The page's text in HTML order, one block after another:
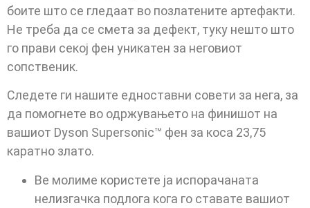
боите што се гледаат во позлатените артефакти.
Не треба да се смета за дефект, туку нешто што
го прави секој фен уникатен за неговиот
сопственик.
Следете ги нашите едноставни совети за нега, за
да помогнете во одржувањето на финишот на
вашиот Dyson Supersonic™ фен за коса 23,75
каратно злато.
Ве молиме користете ја испорачаната
нелизгачка подлога кога го ставате вашиот